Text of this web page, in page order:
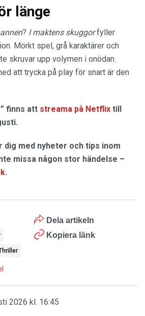
länge
? I maktens skuggorfyller
Mörkt spel, grå karaktärer och
skruvar upp volymen i onödan.
att trycka på play för snart är den
finns att streama på Netflix till
dig med nyheter och tips inom
missa någon stor händelse –
.
Dela artikeln
Kopiera länk
2026 kl. 16:45